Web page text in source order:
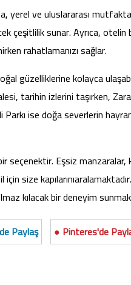
yerel ve uluslararası
çeşitlilik sunar. Ayrıca,
rahatlamanızı sağlar.
güzelliklerine kolayca
tarihin izlerini taşırken,
ise doğa severlerin
seçenektir. Eşsiz
size
kılacak bir deneyim
Paylaş ● Pinteres'de